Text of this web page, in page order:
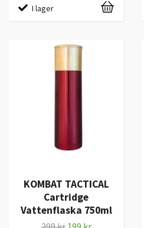
I lager
KOMBAT TACTICAL
Cartridge
Vattenflaska 750ml